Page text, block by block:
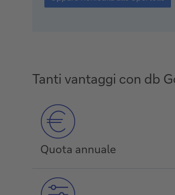
Gold
Tanti vantaggi con db
Quota annuale